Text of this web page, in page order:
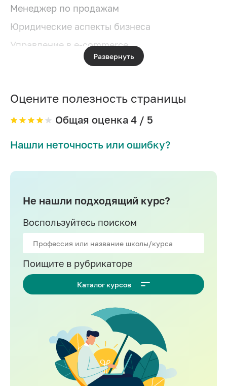
Менеджер по продажам
Юридические аспекты бизнеса
Управление в e-commerce
Менеджмент в индустрии красоты
MBA
HR-менеджмент
Развернуть
Оцените полезность страницы
Общая оценка 4/ 5
Нашли неточность или ошибку?
Не нашли подходящий курс?
Воспользуйтесь поиском
Поищите в рубрикаторе
Каталог курсов